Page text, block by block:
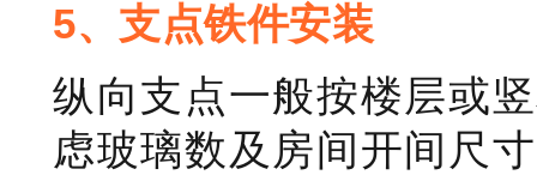
5、支点铁件安装
纵向支点一般按楼层或
虑玻璃数及房间开间尺